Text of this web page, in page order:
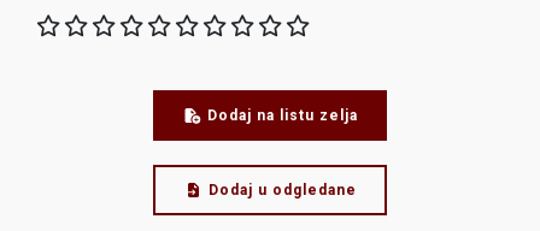
Dodaj na listu zelja
Dodaj u odgledane